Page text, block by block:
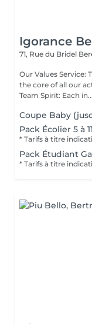
Igorance
71, Rue du Bridel
Our Values Service: The excellence in hairdressing service is at
the core of all our
Team Spirit: Each in...
Coupe Baby
Pack Écolier 5 à
Pack Étudiant